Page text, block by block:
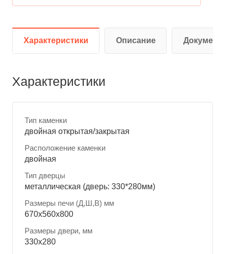
Характеристики Описание
Характеристики
Тип каменки
двойная открытая/закрытая
Расположение каменки
двойная
Тип дверцы
металлическая (дверь: 330*280мм)
Размеры печи (Д,Ш,В) мм
670x560x800
Размеры двери, мм
330x280